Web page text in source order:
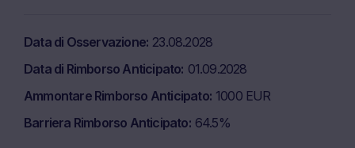
Data di Osservazione 23.08.2028
Data di Rimborso Anticipato 01.09.2028
Ammontare Rimborso Anticipato 1000 EUR
Barriera Rimborso Anticipato 64.5%
Level 5 Bishopsgate, Londra, EC2M 3TQ